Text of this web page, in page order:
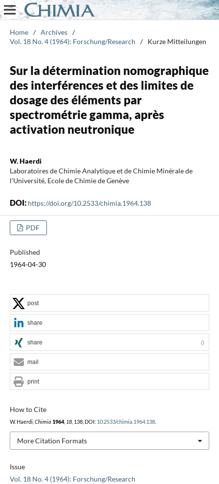
Home / Archives /
Vol. 18 No. 4 (1964): Forschung/Research
/ Kurze Mitteilungen
Sur la détermination nomographique
des interférences et des limites de
dosage des éléments par
spectrométrie gamma, après
activation neutronique
W. Haerdi
Laboratoires de Chimie Analytique et de Chimie Minérale de
l’Université, Ecole de Chimie de Genève
DOI: https://doi.org/10.2533/chimia.1964.138
PDF
Published
1964-04-30
Issue
Vol. 18 No. 4 (1964): Forschung/Research
How to Cite
W. Haerdi, Chimia 1964, 18, 138, DOI: 10.2533/chimia.1964.138.
More Citation Formats
post
share
share 0
mail
print